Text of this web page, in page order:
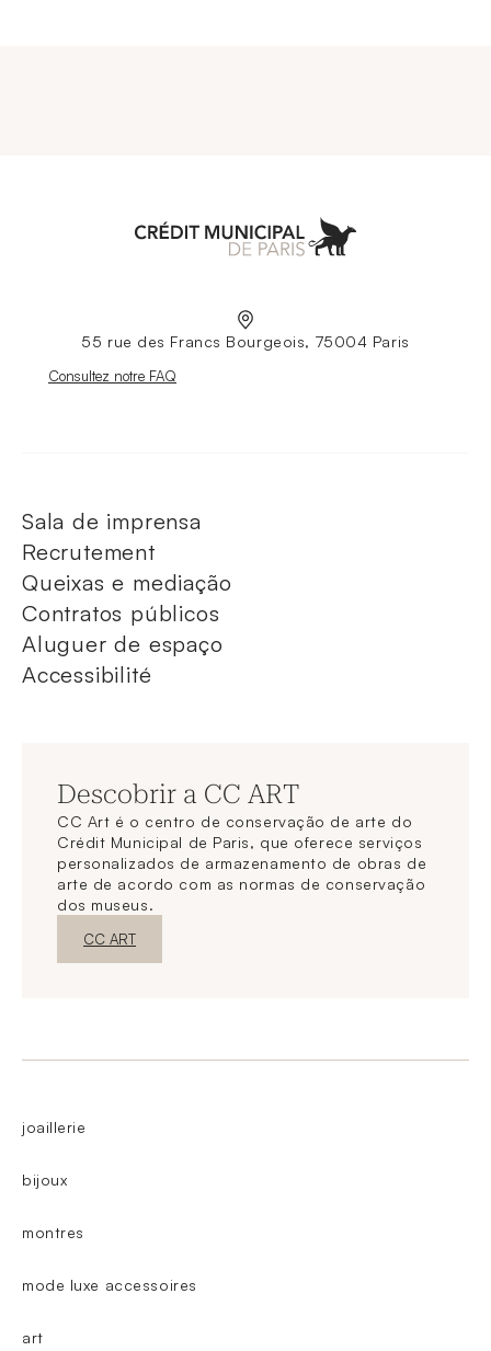
55 rue des Francs Bourgeois, 75004 Paris
Nouvelle fenêtre
Consultez notre FAQ
Sala de imprensa
Recrutement
Queixas e mediação
Contratos públicos
Aluguer de espaço
Accessibilité
Descobrir a CC ART
CC Art é o centro de conservação de arte do
Crédit Municipal de Paris, que oferece serviços
personalizados de armazenamento de obras de
arte de acordo com as normas de conservação
dos museus.
Nova janelaDescubra o
CC ART
joaillerie
bijoux
montres
mode luxe accessoires
art